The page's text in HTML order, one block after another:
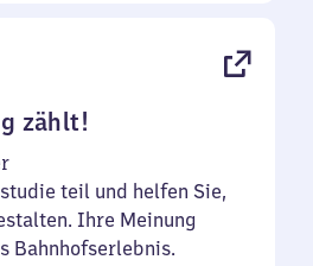
zählt!
teil und helfen Sie,
Ihre Meinung
Bahnhofserlebnis.